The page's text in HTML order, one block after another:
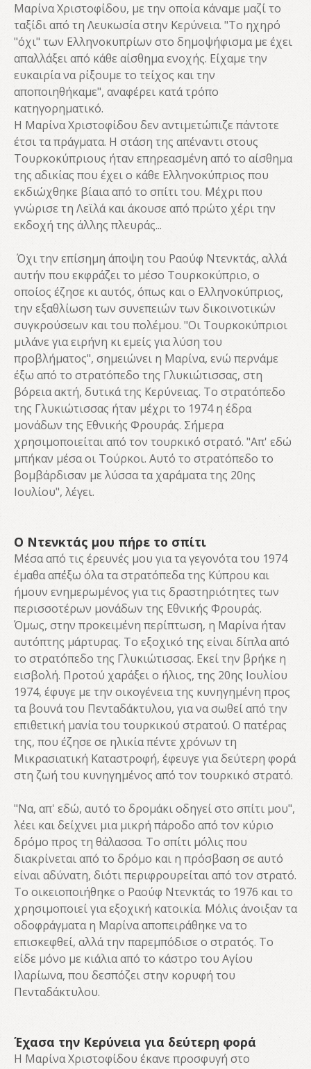
Μαρίνα Χριστοφίδου, με την οποία κάναμε μαζί το
ταξίδι από τη Λευκωσία στην Κερύνεια. "Το ηχηρό
"όχι" των Ελληνοκυπρίων στο δημοψήφισμα με έχει
απαλλάξει από κάθε αίσθημα ενοχής. Είχαμε την
ευκαιρία να ρίξουμε το τείχος και την
αποποιηθήκαμε", αναφέρει κατά τρόπο
κατηγορηματικό.
Η Μαρίνα Χριστοφίδου δεν αντιμετώπιζε πάντοτε
έτσι τα πράγματα. Η στάση της απέναντι στους
Τουρκοκύπριους ήταν επηρεασμένη από το αίσθημα
της αδικίας που έχει ο κάθε Ελληνοκύπριος που
εκδιώχθηκε βίαια από το σπίτι του. Μέχρι που
γνώρισε τη Λεϊλά και άκουσε από πρώτο χέρι την
εκδοχή της άλλης πλευράς...
Όχι την επίσημη άποψη του Ραούφ Ντενκτάς, αλλά
αυτήν που εκφράζει το μέσο Τουρκοκύπριο, ο
οποίος έζησε κι αυτός, όπως και ο Ελληνοκύπριος,
την εξαθλίωση των συνεπειών των δικοινοτικών
συγκρούσεων και του πολέμου. "Οι Τουρκοκύπριοι
μιλάνε για ειρήνη κι εμείς για λύση του
προβλήματος", σημειώνει η Μαρίνα, ενώ περνάμε
έξω από το στρατόπεδο της Γλυκιώτισσας, στη
βόρεια ακτή, δυτικά της Κερύνειας. Το στρατόπεδο
της Γλυκιώτισσας ήταν μέχρι το 1974 η έδρα
μονάδων της Εθνικής Φρουράς. Σήμερα
χρησιμοποιείται από τον τουρκικό στρατό. "Απ' εδώ
μπήκαν μέσα οι Τούρκοι. Αυτό το στρατόπεδο το
βομβάρδισαν με λύσσα τα χαράματα της 20ης
Ιουλίου", λέγει.
Ο Ντενκτάς μου πήρε το σπίτι
Μέσα από τις έρευνές μου για τα γεγονότα του 1974
έμαθα απ΄έξω όλα τα στρατόπεδα της Κύπρου και
ήμουν ενημερωμένος για τις δραστηριότητες των
περισσοτέρων μονάδων της Εθνικής Φρουράς.
Όμως, στην προκειμένη περίπτωση, η Μαρίνα ήταν
αυτόπτης μάρτυρας. Το εξοχικό της είναι δίπλα από
το στρατόπεδο της Γλυκιώτισσας. Εκεί την βρήκε η
εισβολή. Προτού χαράξει ο ήλιος, της 20ης Ιουλίου
1974, έφυγε με την οικογένεια της κυνηγημένη προς
τα βουνά του Πενταδάκτυλου, για να σωθεί από την
επιθετική μανία του τουρκικού στρατού. Ο πατέρας
της, που έζησε σε ηλικία πέντε χρόνων τη
Μικρασιατική Καταστροφή, έφευγε για δεύτερη φορά
στη ζωή του κυνηγημένος από τον τουρκικό στρατό.
"Να, απ' εδώ, αυτό το δρομάκι οδηγεί στο σπίτι μου",
λέει και δείχνει μια μικρή πάροδο από τον κύριο
δρόμο προς τη θάλασσα. Το σπίτι μόλις που
διακρίνεται από το δρόμο και η πρόσβαση σε αυτό
είναι αδύνατη, διότι περιφρουρείται από τον στρατό.
Το οικειοποιήθηκε ο Ραούφ Ντενκτάς το 1976 και το
χρησιμοποιεί για εξοχική κατοικία. Μόλις άνοιξαν τα
οδοφράγματα η Μαρίνα αποπειράθηκε να το
επισκεφθεί, αλλά την παρεμπόδισε ο στρατός. Το
είδε μόνο με κιάλια από το κάστρο του Αγίου
Ιλαρίωνα, που δεσπόζει στην κορυφή του
Πενταδάκτυλου.
Έχασα την Κερύνεια για δεύτερη φορά
Η Μαρίνα Χριστοφίδου έκανε προσφυγή στο